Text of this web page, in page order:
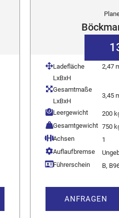
Ladefläche
LxBxH
2,47
Gesamtmaße
LxBxH
3,45
Leergewicht
200
Gesamtgewicht 750
Achsen
1
Auflaufbremse
Führerschein
B,
ANFRAGEN